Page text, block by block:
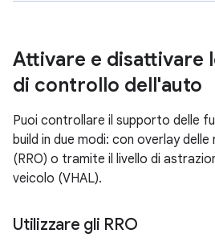
Attivare e disattivare
di controllo dell'auto
Puoi controllare il supporto delle
build in due modi: con overlay
(RRO) o tramite il livello di
veicolo (VHAL).
Utilizzare gli RRO